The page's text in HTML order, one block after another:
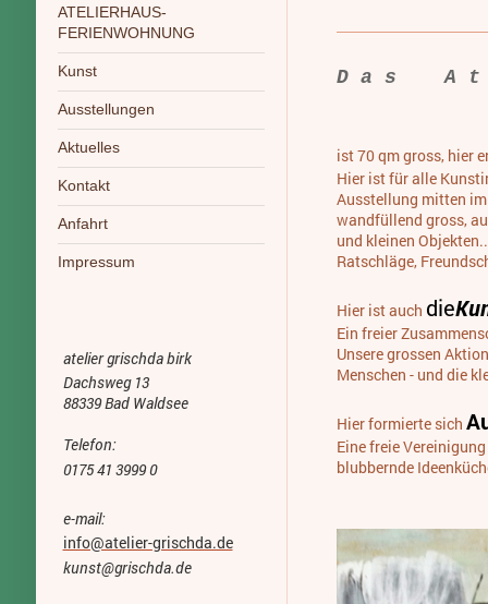
ATELIERHAUS-
FERIENWOHNUNG
Kunst
Ausstellungen
Aktuelles
Kontakt
Anfahrt
Impressum
D a s A t
ist 70 qm gross, hier
Hier ist für alle
Ausstellung mitten
wandfüllend gross,
und kleinen
Ratschläge,
Hier ist auch die
Ein freier
Unsere grossen
Menschen - und die
Hier formierte sich
Eine freie
blubbernde
atelier grischda birk
Dachsweg 13
88339 Bad Waldsee
Telefon:
0175 41 3999 0
e-mail:
info@atelier-grischda.de
kunst@grischda.de